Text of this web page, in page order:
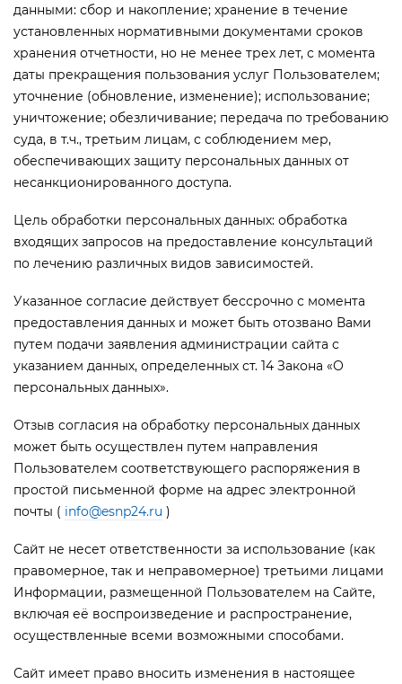
данными: сбор и накопление; хранение в течение
установленных нормативными документами сроков
хранения отчетности, но не менее трех лет, с момента
даты прекращения пользования услуг Пользователем;
уточнение (обновление, изменение); использование;
уничтожение; обезличивание; передача по требованию
суда, в т.ч., третьим лицам, с соблюдением мер,
обеспечивающих защиту персональных данных от
несанкционированного доступа.
Цель обработки персональных данных: обработка
входящих запросов на предоставление консультаций
по лечению различных видов зависимостей.
Указанное согласие действует бессрочно с момента
предоставления данных и может быть отозвано Вами
путем подачи заявления администрации сайта с
указанием данных, определенных ст. 14 Закона «О
персональных данных».
Отзыв согласия на обработку персональных данных
может быть осуществлен путем направления
Пользователем соответствующего распоряжения в
простой письменной форме на адрес электронной
почты ( info@esnp24.ru )
Сайт не несет ответственности за использование (как
правомерное, так и неправомерное) третьими лицами
Информации, размещенной Пользователем на Сайте,
включая её воспроизведение и распространение,
осуществленные всеми возможными способами.
Сайт имеет право вносить изменения в настоящее